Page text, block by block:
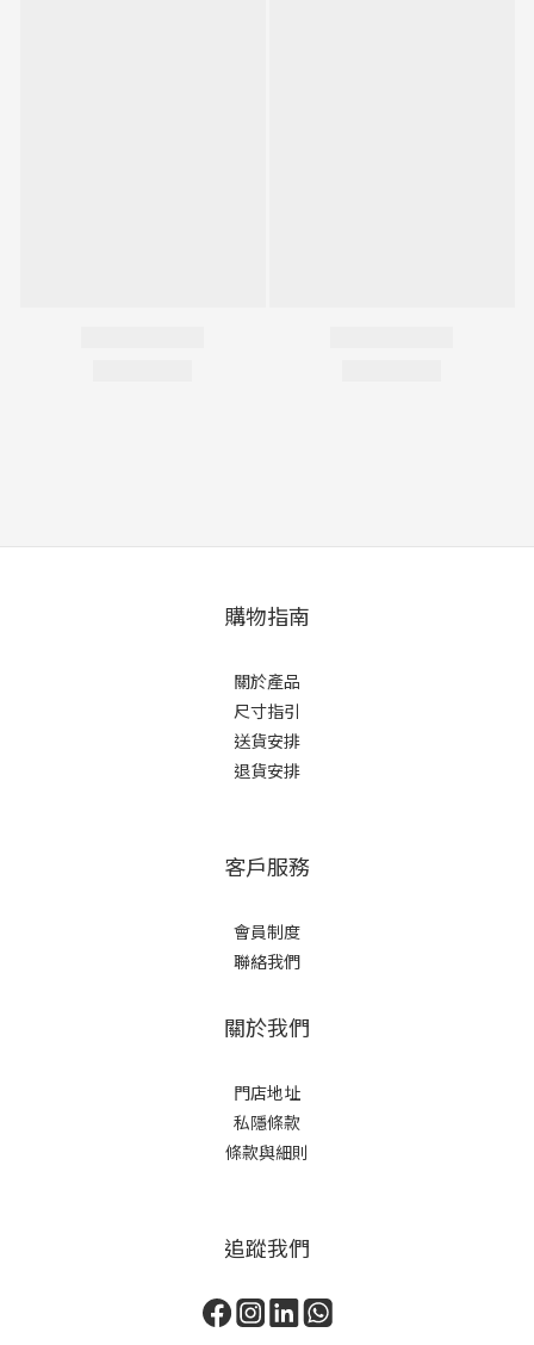
購物指南
關於產品
尺寸指引
送貨安排
退貨安排
客戶服務
會員制度
聯絡我們
關於我們
門店地址
私隱條款
條款與細則
追蹤我們